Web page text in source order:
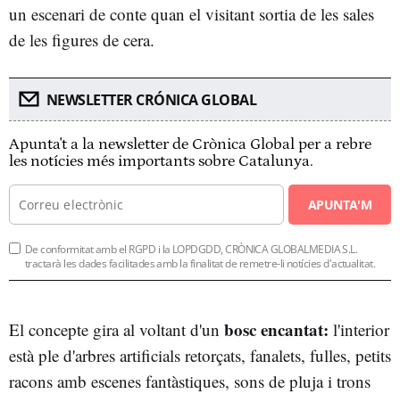
un escenari de conte quan el visitant sortia de les sales
de les figures de cera.
NEWSLETTER CRÓNICA GLOBAL
Apunta't a la newsletter de Crònica Global per a rebre
les notícies més importants sobre Catalunya.
APUNTA'M
De conformitat amb el RGPD i la LOPDGDD, CRÒNICA GLOBALMEDIA S.L.
tractarà les dades facilitades amb la finalitat de remetre-li notícies d'actualitat.
El concepte gira al voltant d'un bosc encantat: l'interior
està ple d'arbres artificials retorçats, fanalets, fulles, petits
racons amb escenes fantàstiques, sons de pluja i trons